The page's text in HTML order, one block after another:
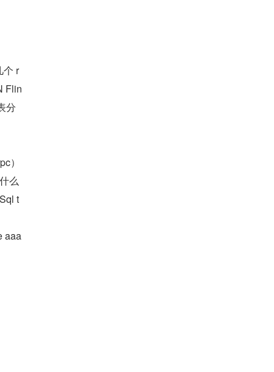
个 r
Flin
分
）
么
t
aaa